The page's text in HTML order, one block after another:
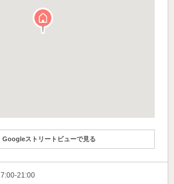
Googleストリートビューで見る
7:00-21:00